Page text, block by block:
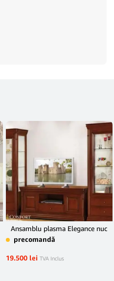
Ansamblu plasma Elegance nuc
precomandă
19.500 lei TVA Inclus